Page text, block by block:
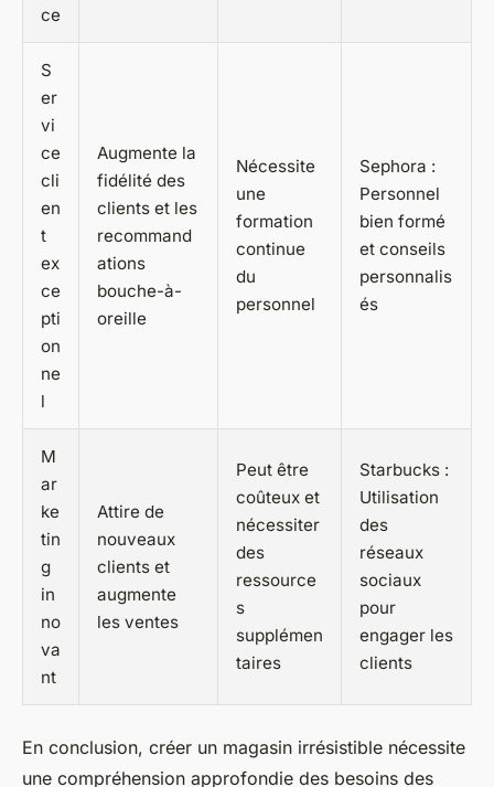
ce
S
er
vi
ce
cli
en
t
ex
ce
pti
on
ne
l
Augmente la
fidélité des
clients et les
recommand
ations
bouche-à-
oreille
Nécessite
une
formation
continue
du
personnel
Sephora :
Personnel
bien formé
et conseils
personnalis
és
M
ar
ke
tin
g
in
no
va
nt
Attire de
nouveaux
clients et
augmente
les ventes
Peut être
coûteux et
nécessiter
des
ressource
s
supplémen
taires
Starbucks :
Utilisation
des
réseaux
sociaux
pour
engager les
clients
En conclusion, créer un magasin irrésistible nécessite
une compréhension approfondie des besoins des